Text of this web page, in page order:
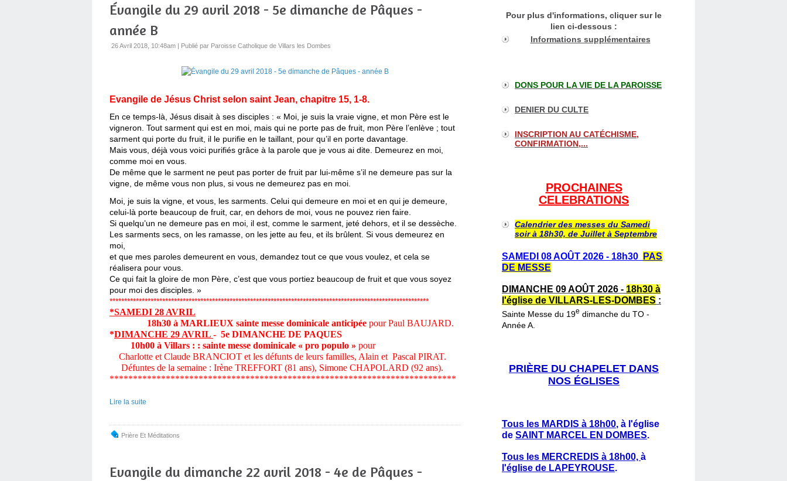
Évangile du 29 avril 2018 - 5e dimanche de Pâques -
année B
26 Avril 2018, 10:48am | Publié par Paroisse Catholique de Villars les Dombes
Evangile de Jésus Christ selon saint Jean, chapitre 15, 1-8.
En ce temps-là, Jésus disait à ses disciples : « Moi, je suis la vraie vigne, et mon Père est le
vigneron. Tout sarment qui est en moi, mais qui ne porte pas de fruit, mon Père l’enlève ; tout
sarment qui porte du fruit, il le purifie en le taillant, pour qu’il en porte davantage.
Mais vous, déjà vous voici purifiés grâce à la parole que je vous ai dite. Demeurez en moi,
comme moi en vous.
De même que le sarment ne peut pas porter de fruit par lui-même s’il ne demeure pas sur la
vigne, de même vous non plus, si vous ne demeurez pas en moi.
Moi, je suis la vigne, et vous, les sarments. Celui qui demeure en moi et en qui je demeure,
celui-là porte beaucoup de fruit, car, en dehors de moi, vous ne pouvez rien faire.
Si quelqu’un ne demeure pas en moi, il est, comme le sarment, jeté dehors, et il se dessèche.
Les sarments secs, on les ramasse, on les jette au feu, et ils brûlent. Si vous demeurez en
moi,
et que mes paroles demeurent en vous, demandez tout ce que vous voulez, et cela se
réalisera pour vous.
Ce qui fait la gloire de mon Père, c’est que vous portiez beaucoup de fruit et que vous soyez
pour moi des disciples. »
*************************************************************************************************************
*SAMEDI 28 AVRIL
18h30 à MARLIEUX sainte messe dominicale anticipée pourPaul BAUJARD.
*DIMANCHE 29 AVRIL - 5e DIMANCHE DE PAQUES
10h00 à Villars : : sainte messe dominicale « pro populo » pour
Charlotte et Claude BRANCIOT et les défunts de leurs familles, Alain et Pascal PIRAT.
Défuntes de la semaine : Irène TREFFORT (81 ans), Simone CHAPOLARD (92 ans).
**************************************************************************
Lire la suite
Prière Et Méditations
Evangile du dimanche 22 avril 2018 - 4e de Pâques -
Pour plus d'informations, cliquer sur le
lien ci-dessous :
Informations supplémentaires
DONS POUR LA VIE DE LA PAROISSE
DENIER DU CULTE
INSCRIPTION AU CATÉCHISME,
CONFIRMATION,...
PROCHAINES
CELEBRATIONS
Calendrier des messes du Samedi
soir à 18h30, de Juillet à Septembre
SAMEDI 08 AOÛT 2026 - 18h30
PAS
DE MESSE
DIMANCHE 09 AOÛT 2026 - 18h30 à
l'église de VILLARS-LES-DOMBES :
Sainte Messe du 19e dimanche du TO -
Année A.
PRIÈRE DU CHAPELET DANS
NOS ÉGLISES
Tous les MARDIS à 18h00, à l'église
de SAINT MARCEL EN DOMBES.
Tous les MERCREDIS à 18h00, à
l'église de LAPEYROUSE.